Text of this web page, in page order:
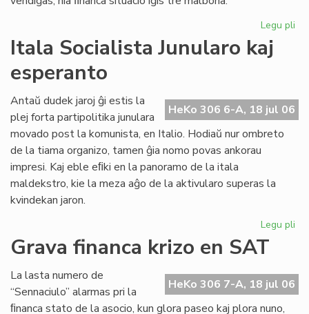
Legu pli
Itala Socialista Junularo kaj
esperanto
HeKo 306 6-A, 18 jul 06
Antaŭ dudek jaroj ĝi estis la
plej forta partipolitika junulara
movado post la komunista, en Italio. Hodiaŭ nur ombreto
de la tiama organizo, tamen ĝia nomo povas ankorau
impresi. Kaj eble eﬁki en la panoramo de la itala
maldekstro, kie la meza aĝo de la aktivularo superas la
kvindekan jaron.
Legu pli
Grava financa krizo en SAT
HeKo 306 7-A, 18 jul 06
La lasta numero de
“Sennaciulo” alarmas pri la
ﬁnanca stato de la asocio, kun glora paseo kaj plora nuno,